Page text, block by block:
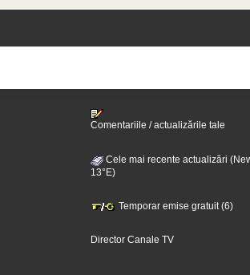
Comentariile / actualizările tale
Cele mai recente actualizări
13°E)
Temporar emise gratuit (6)
Director Canale TV